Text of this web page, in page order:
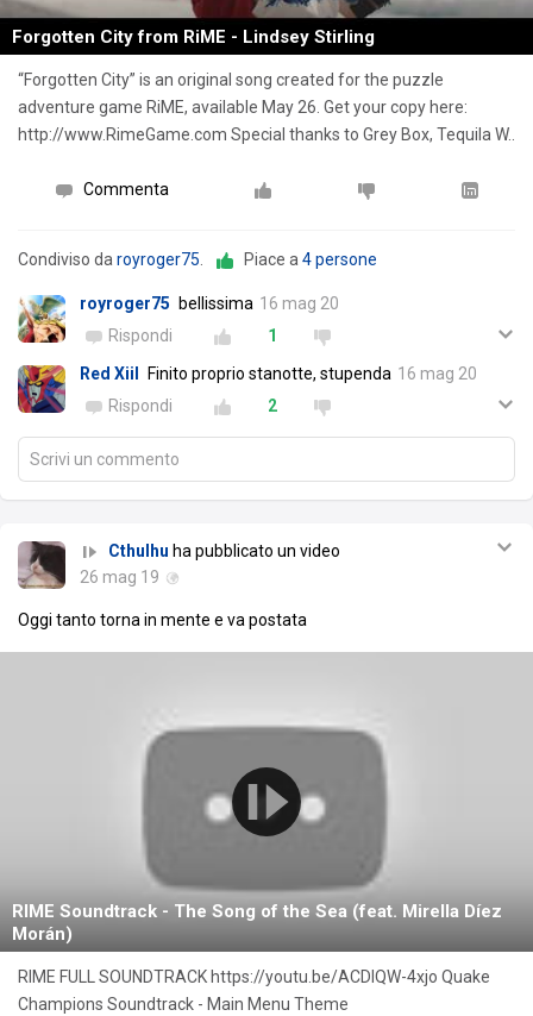
Forgotten City from RiME - Lindsey Stirling
“Forgotten City” is an original song created for the puzzle
adventure game RiME, available May 26. Get your copy here:
http://www.RimeGame.com Special thanks to Grey Box, Tequila W..
Commenta
Condiviso daroyroger75. Piace a4 persone
royroger75 bellissima 16 mag 20
Rispondi
1
Red Xiil
Finito proprio stanotte, stupenda 16 mag 20
Rispondi
2
Scrivi un commento
Cthulhu ha pubblicato un video
26 mag 19
Oggi tanto torna in mente e va postata
RIME Soundtrack - The Song of the Sea (feat. Mirella Díez
Morán)
RIME FULL SOUNDTRACK https://youtu.be/ACDIQW-4xjo Quake
Champions Soundtrack - Main Menu Theme